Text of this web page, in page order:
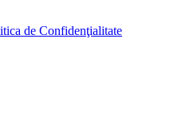
de Confidenţialitate